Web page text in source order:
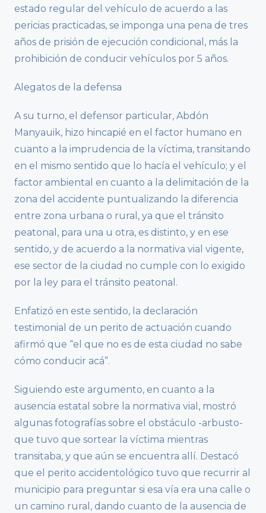
estado regular del vehículo de acuerdo a las
pericias practicadas, se imponga una pena de tres
años de prisión de ejecución condicional, más la
prohibición de conducir vehículos por 5 años.
Alegatos de la defensa
A su turno, el defensor particular, Abdón
Manyauik, hizo hincapié en el factor humano en
cuanto a la imprudencia de la víctima, transitando
en el mismo sentido que lo hacía el vehículo; y el
factor ambiental en cuanto a la delimitación de la
zona del accidente puntualizando la diferencia
entre zona urbana o rural, ya que el tránsito
peatonal, para una u otra, es distinto, y en ese
sentido, y de acuerdo a la normativa vial vigente,
ese sector de la ciudad no cumple con lo exigido
por la ley para el tránsito peatonal.
Enfatizó en este sentido, la declaración
testimonial de un perito de actuación cuando
afirmó que “el que no es de esta ciudad no sabe
cómo conducir acá”.
Siguiendo este argumento, en cuanto a la
ausencia estatal sobre la normativa vial, mostró
algunas fotografías sobre el obstáculo -arbusto-
que tuvo que sortear la víctima mientras
transitaba, y que aún se encuentra allí. Destacó
que el perito accidentológico tuvo que recurrir al
municipio para preguntar si esa vía era una calle o
un camino rural, dando cuanto de la ausencia de